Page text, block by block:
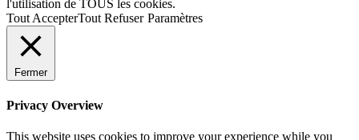
l'utilisation de TOUS les cookies.
Tout AccepterTout Refuser Paramètres
Fermer
Privacy Overview
This website uses cookies to improve your experience while you